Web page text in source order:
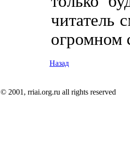
читатель
огромном
Назад
© 2001, rriai.org.ru all rights reserved